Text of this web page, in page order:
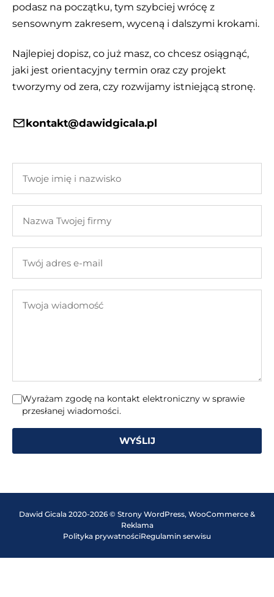
podasz na początku, tym szybciej wrócę z
sensownym zakresem, wyceną i dalszymi krokami.
Najlepiej dopisz, co już masz, co chcesz osiągnąć,
jaki jest orientacyjny termin oraz czy projekt
tworzymy od zera, czy rozwijamy istniejącą stronę.
kontakt@dawidgicala.pl
imię
nazwisko
Twojej
adres
mail
wiadomość
Wyrażam zgodę na kontakt elektroniczny w sprawie
przesłanej wiadomości.
WYŚLIJ
Dawid Gicala 2020-2026 © Strony WordPress, WooCommerce &
Reklama
Polityka prywatnościRegulamin serwisu